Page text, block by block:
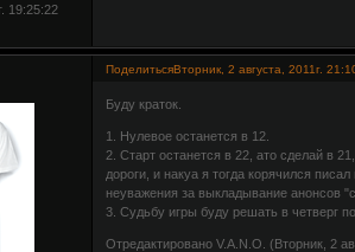
19:25:22
ПоделитьсяВторник, 2 августа, 2011г.
Буду краток.
1. Нулевое останется в 12.
2. Старт останется в 22, ато сделай в
дороги, и накуа я тогда корячился
неуважения за выкладывание анонсов
3. Судьбу игры буду решать в четверг
Отредактировано V.A.N.O. (Вторник, 2